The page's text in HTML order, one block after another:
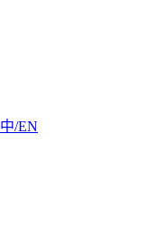
中/EN